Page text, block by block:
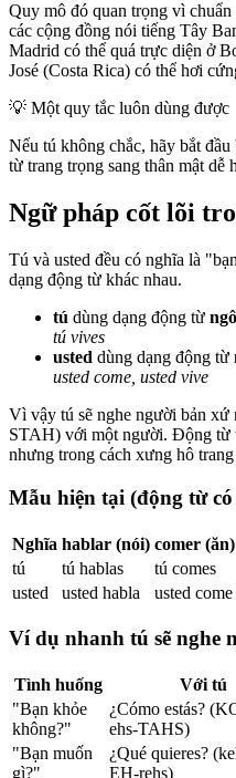
Quy mô đó quan trọng vì
các cộng đồng nói tiếng Tây
Madrid có thể quá trực diện ở
José (Costa Rica) có thể hơi
💡 Một quy tắc luôn dùng được
Nếu tú không chắc, hãy bắt
từ trang trọng sang thân mật dễ
Ngữ pháp cốt lõi
Tú và usted đều có nghĩa là
dạng động từ khác nhau.
tú dùng dạng động từ
tú vives
usted dùng dạng động từ
usted come, usted vive
Vì vậy tú sẽ nghe người bản xứ
STAH) với một người. Động từ
nhưng trong cách xưng hô
Mẫu hiện tại (động từ
Nghĩa hablar (nói) comer (ăn)
tú
tú hablas tú comes
usted
usted habla usted come
Ví dụ nhanh tú sẽ nghe
Tình huống Với tú
"Bạn khỏe
không?"
¿Cómo estás?
ehs-TAHS)
"Bạn muốn
gì?"
¿Qué quieres?
EH-rehs)